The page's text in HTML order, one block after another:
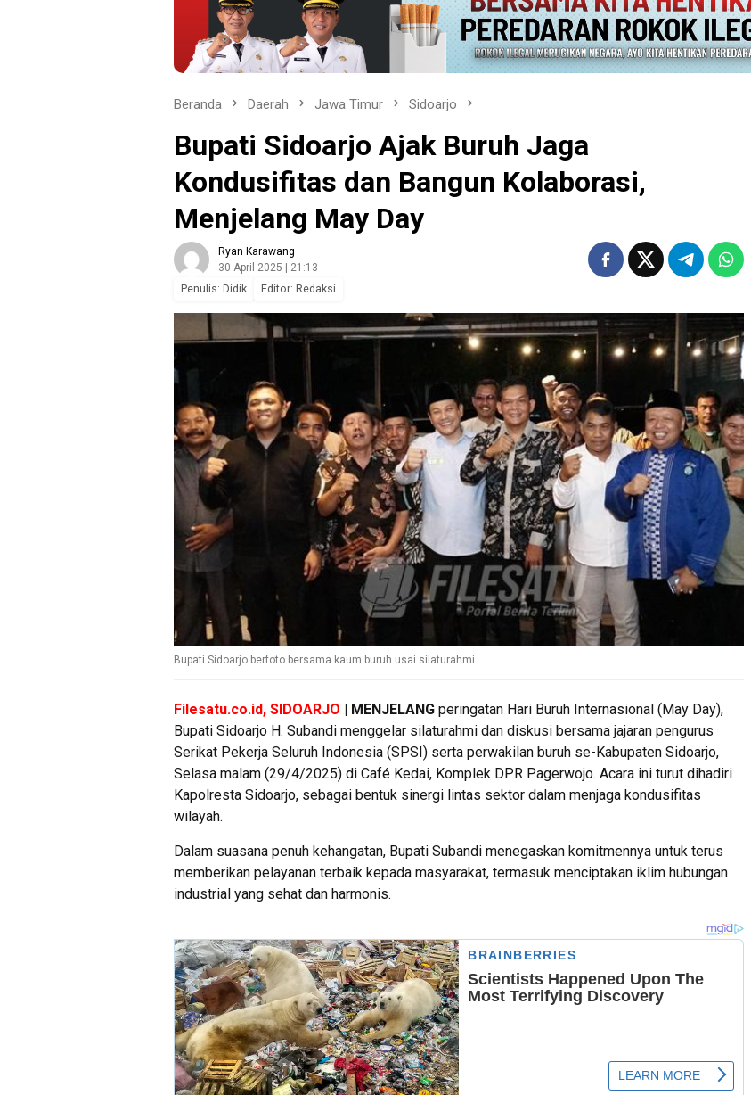
Beranda Daerah Jawa Timur Sidoarjo
Bupati Sidoarjo Ajak Buruh Jaga
Kondusifitas dan Bangun Kolaborasi,
Menjelang May Day
Ryan Karawang
30 April 2025 | 21:13
Penulis: Didik Editor: Redaksi
Bupati Sidoarjo berfoto bersama kaum buruh usai silaturahmi
Filesatu.co.id, SIDOARJO | MENJELANG peringatan Hari Buruh Internasional (May Day),
Bupati Sidoarjo H. Subandi menggelar silaturahmi dan diskusi bersama jajaran pengurus
Serikat Pekerja Seluruh Indonesia (SPSI) serta perwakilan buruh se-Kabupaten Sidoarjo,
Selasa malam (29/4/2025) di Café Kedai, Komplek DPR Pagerwojo. Acara ini turut dihadiri
Kapolresta Sidoarjo, sebagai bentuk sinergi lintas sektor dalam menjaga kondusifitas
wilayah.
Dalam suasana penuh kehangatan, Bupati Subandi menegaskan komitmennya untuk terus
memberikan pelayanan terbaik kepada masyarakat, termasuk menciptakan iklim hubungan
industrial yang sehat dan harmonis.